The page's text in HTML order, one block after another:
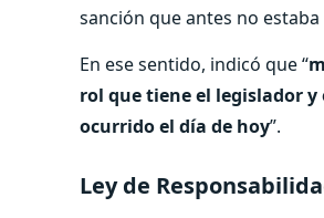
sanción que antes no
En ese sentido, indicó que “
rol que tiene el legislador y
ocurrido el día de hoy”.
Ley de